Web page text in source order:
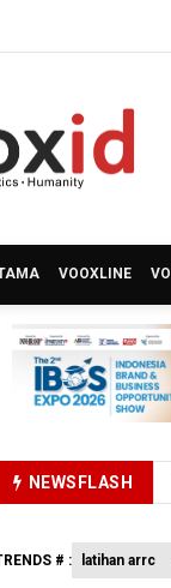
VOOXLINE
NEWSFLASH
# : latihan arrc